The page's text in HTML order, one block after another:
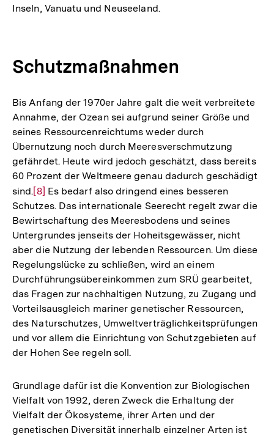
Inseln, Vanuatu und Neuseeland.
Schutzmaßnahmen
Bis Anfang der 1970er Jahre galt die weit verbreitete
Annahme, der Ozean sei aufgrund seiner Größe und
seines Ressourcenreichtums weder durch
Übernutzung noch durch Meeresverschmutzung
gefährdet. Heute wird jedoch geschätzt, dass bereits
60 Prozent der Weltmeere genau dadurch geschädigt
sind.Zur
Auflösung
der
Fußnote
[8] Es bedarf also dringend eines besseren
Schutzes. Das internationale Seerecht regelt zwar die
Bewirtschaftung des Meeresbodens und seines
Untergrundes jenseits der Hoheitsgewässer, nicht
aber die Nutzung der lebenden Ressourcen. Um diese
Regelungslücke zu schließen, wird an einem
Durchführungsübereinkommen zum SRÜ gearbeitet,
das Fragen zur nachhaltigen Nutzung, zu Zugang und
Vorteilsausgleich mariner genetischer Ressourcen,
des Naturschutzes, Umweltverträglichkeitsprüfungen
und vor allem die Einrichtung von Schutzgebieten auf
der Hohen See regeln soll.
Grundlage dafür ist die Konvention zur Biologischen
Vielfalt von 1992, deren Zweck die Erhaltung der
Vielfalt der Ökosysteme, ihrer Arten und der
genetischen Diversität innerhalb einzelner Arten ist